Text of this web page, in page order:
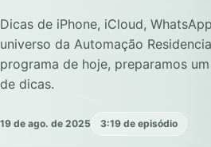
Dicas de iPhone, iCloud,
universo da Automação
programa de hoje, preparamos
de dicas.
19 de ago. de 2025 3:19 de episódio